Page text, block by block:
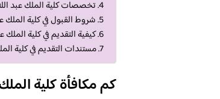
تخصصات كلية الملك عبد
شروط القبول في كلية الملك
كيفية التقديم في كلية الملك
مستندات التقديم في كلية
كم مكافأة كلية الملك